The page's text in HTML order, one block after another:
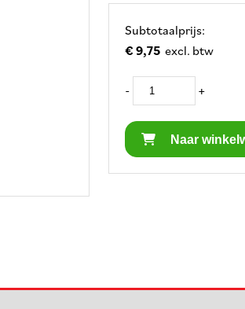
Subtotaalprijs:
€ 9,75 excl. btw
- +
Naar